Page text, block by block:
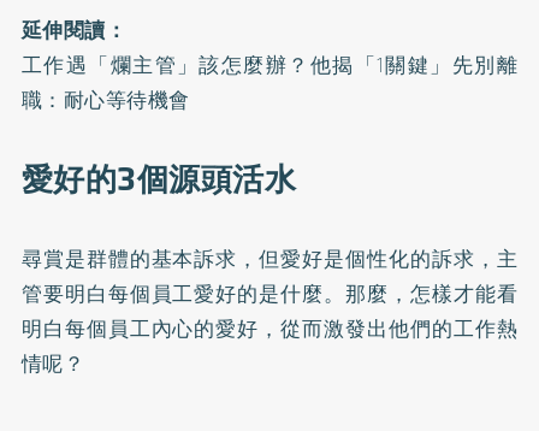
延伸閱讀：
工作遇「爛主管」該怎麼辦？他揭「1關鍵」先別離
職：耐心等待機會
愛好的3個源頭活水
尋賞是群體的基本訴求，但愛好是個性化的訴求，主
管要明白每個員工愛好的是什麼。那麼，怎樣才能看
明白每個員工內心的愛好，從而激發出他們的工作熱
情呢？